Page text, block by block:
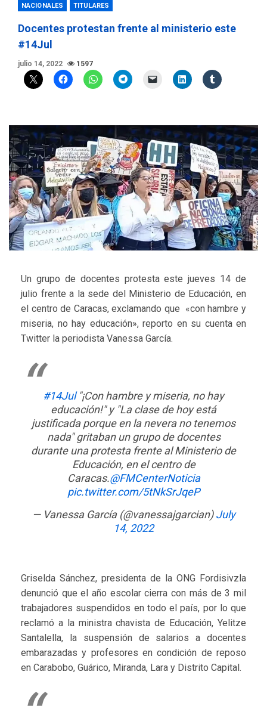
NACIONALES TITULARES
Docentes protestan frente al ministerio este
#14Jul
julio 14, 2022 1597
Un grupo de docentes protesta este jueves 14 de
julio frente a la sede del Ministerio de Educación, en
el centro de Caracas, exclamando que «con hambre y
miseria, no hay educación», reporto en su cuenta en
Twitter la periodista Vanessa García.
#14Jul"¡Con hambre y miseria, no hay
educación!" y "La clase de hoy está
justificada porque en la nevera no tenemos
nada" gritaban un grupo de docentes
durante una protesta frente al Ministerio de
Educación, en el centro de
Caracas.@FMCenterNoticia
pic.twitter.com/5tNkSrJqeP
— Vanessa García (@vanessajgarcian)July
14, 2022
Griselda Sánchez, presidenta de la ONG Fordisivzla
denunció que el año escolar cierra con más de 3 mil
trabajadores suspendidos en todo el país, por lo que
reclamó a la ministra chavista de Educación, Yelitze
Santalella, la suspensión de salarios a docentes
embarazadas y profesores en condición de reposo
en Carabobo, Guárico, Miranda, Lara y Distrito Capital.